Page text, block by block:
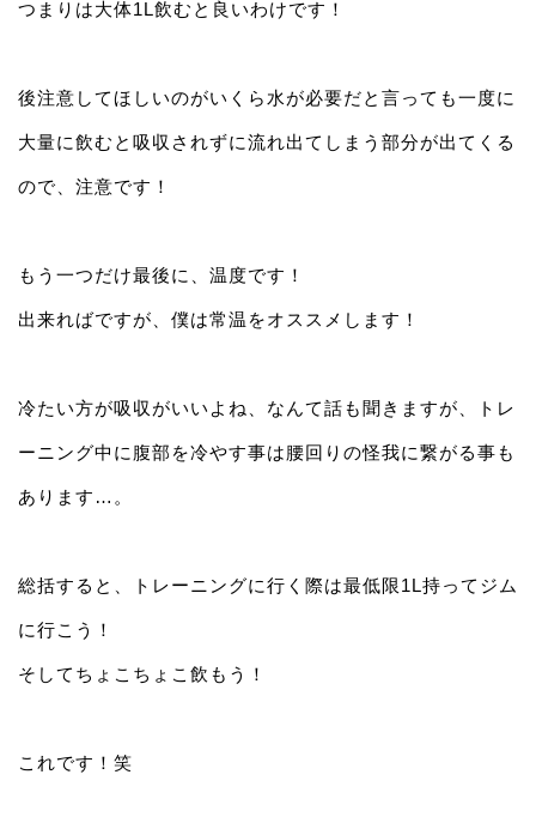
つまりは大体1L飲むと良いわけです！
後注意してほしいのがいくら水が必要だと言っても一度に
大量に飲むと吸収されずに流れ出てしまう部分が出てくる
ので、注意です！
もう一つだけ最後に、温度です！
出来ればですが、僕は常温をオススメします！
冷たい方が吸収がいいよね、なんて話も聞きますが、トレ
ーニング中に腹部を冷やす事は腰回りの怪我に繋がる事も
あります…。
総括すると、トレーニングに行く際は最低限1L持ってジム
に行こう！
そしてちょこちょこ飲もう！
これです！笑